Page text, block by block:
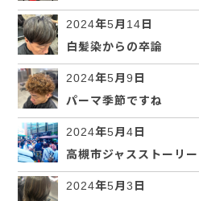
2024年5月14日
白髪染からの卒論
2024年5月9日
パーマ季節ですね
2024年5月4日
高槻市ジャスストーリー
2024年5月3日